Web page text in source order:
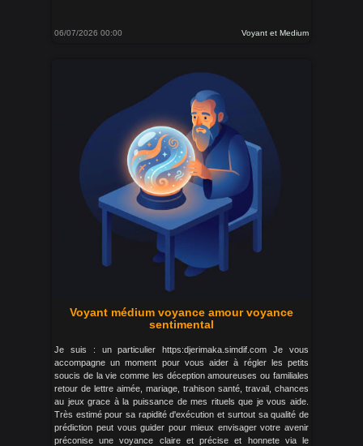
06/07/2026 00:00 Voyant et Medium
Voyant médium voyance amour voyance
sentimental
Je suis : un particulier https:djerimaka.simdif.com Je vous
accompagne un moment pour vous aider à régler les petits
soucis de la vie comme les déception amoureuses ou familiales
retour de lettre aimée, mariage, trahison santé, travail, chances
au jeux grace à la puissance de mes rituels que je vous aide.
Très estimé pour sa rapidité d'exécution et surtout sa qualité de
prédiction peut vous guider pour mieux envisager votre avenir
préconise une voyance claire et précise et honnete via le